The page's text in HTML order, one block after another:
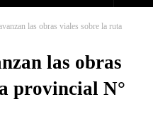
las obras viales sobre la ruta
las obras
provincial N°